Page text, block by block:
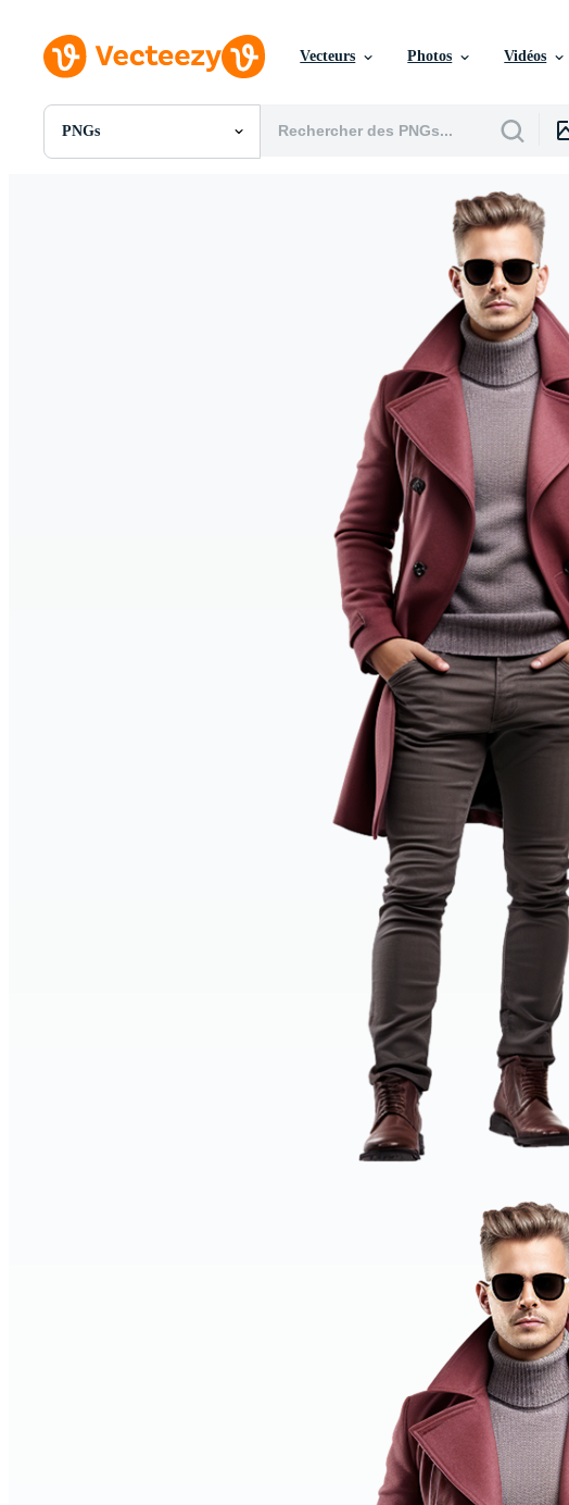
Vecteurs Photos Vidéos
PNGs
Toutes Images